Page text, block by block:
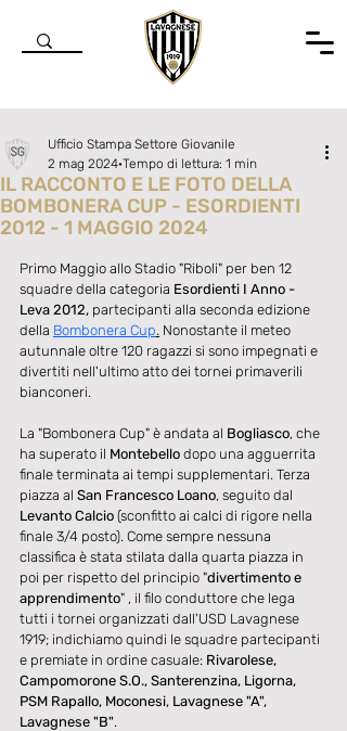
IL RACCONTO E LE FOTO DELLA
BOMBONERA CUP - ESORDIENTI
2012 - 1 MAGGIO 2024
Ufficio Stampa Settore Giovanile
2 mag 2024 Tempo di lettura: 1 min
Primo Maggio allo Stadio "Riboli" per ben 12
squadre della categoria Esordienti I Anno -
Leva 2012, partecipanti alla seconda edizione
della Bombonera Cup. Nonostante il meteo
autunnale oltre 120 ragazzi si sono impegnati e
divertiti nell'ultimo atto dei tornei primaverili
bianconeri.
La "Bombonera Cup" è andata al Bogliasco, che
ha superato il Montebello dopo una agguerrita
finale terminata ai tempi supplementari. Terza
piazza al San Francesco Loano, seguito dal
Levanto Calcio (sconfitto ai calci di rigore nella
finale 3/4 posto). Come sempre nessuna
classifica è stata stilata dalla quarta piazza in
poi per rispetto del principio "divertimento e
apprendimento" , il filo conduttore che lega
tutti i tornei organizzati dall'USD Lavagnese
1919; indichiamo quindi le squadre partecipanti
e premiate in ordine casuale: Rivarolese,
Campomorone S.O., Santerenzina, Ligorna,
PSM Rapallo, Moconesi, Lavagnese "A",
Lavagnese "B".